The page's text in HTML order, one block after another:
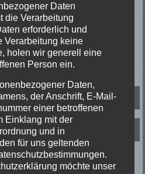
Einfamilienwohnhauses. Unter
das Wasser aufgenommen.
Daten
die Verarbeitung
erforderlich und
Verarbeitung keine
holen wir generell eine
Person ein.
Daten,
der Anschrift, E-Mail-
einer betroffenen
Einklang mit der
und in
für uns geltenden
möchte unser